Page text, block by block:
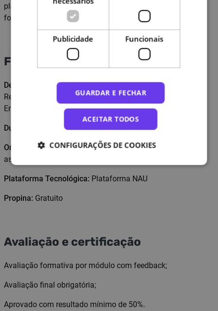
plataforma, contribuindo para a melhoria da gestão da
formação na sua organização.
Formato
Destinatários:
Equipas responsáveis pela execução do
Relatório de Gestão da Formação das Entidades
Empregadoras da Administração Pública
Duração: 4
Organização da Formação:Formação a distância
assíncrona
Plataforma Tecnológica: Plataforma NAU
Propina: Gratuito
Avaliação e certificação
Avaliação formativa por módulo com feedback;
Avaliação final obrigatória;
Aprovado com resultado mínimo de 50%.
Publicidade Funcionais
GUARDAR E FECHAR
ACEITAR TODOS
CONFIGURAÇÕES DE COOKIES